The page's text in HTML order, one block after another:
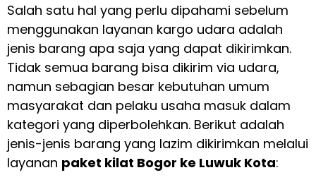
Salah satu hal yang perlu dipahami sebelum
menggunakan layanan kargo udara adalah
jenis barang apa saja yang dapat dikirimkan.
Tidak semua barang bisa dikirim via udara,
namun sebagian besar kebutuhan umum
masyarakat dan pelaku usaha masuk dalam
kategori yang diperbolehkan. Berikut adalah
jenis-jenis barang yang lazim dikirimkan melalui
layanan paket kilat Bogor ke Luwuk Kota: